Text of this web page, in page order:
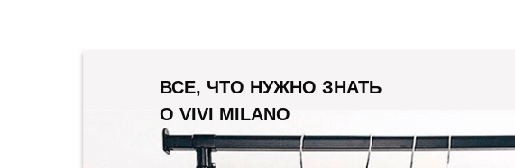
ВСЕ, ЧТО НУЖНО ЗНАТЬ
О VIVI MILANO